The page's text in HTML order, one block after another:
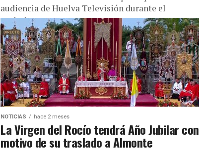
audiencia de Huelva Televisión durante el
periodo...
NOTICIAS hace 2 meses
La Virgen del Rocío tendrá Año Jubilar con
motivo de su traslado a Almonte